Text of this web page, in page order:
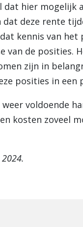
hier mogelijk
deze rente
kennis van
van de posities.
zijn in
posities in een
voldoende
kosten zoveel